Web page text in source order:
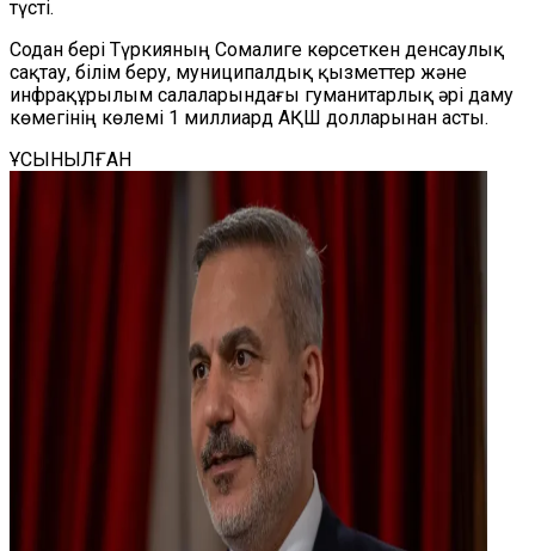
түсті.
Содан бері Түркияның Сомалиге көрсеткен денсаулық
сақтау, білім беру, муниципалдық қызметтер және
инфрақұрылым салаларындағы гуманитарлық әрі даму
көмегінің көлемі 1 миллиард АҚШ долларынан асты.
ҰСЫНЫЛҒАН